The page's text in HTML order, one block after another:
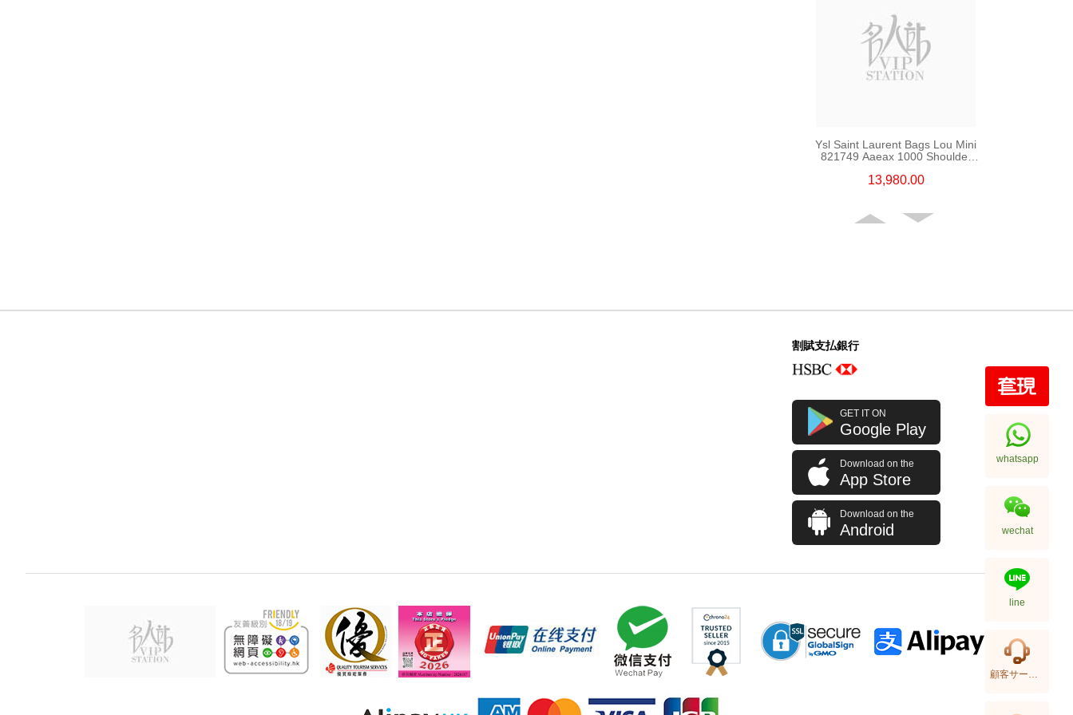
Ysl Saint Laurent Bags Lou Mini
821749 Aaeax 1000 Shoulder
13,980.00
Ysl Saint Laurent Bags 748849
Dv707 1000 Shoulder
Bag/Crossbody Bag
10,980.00
割賦支払銀行
GET IT ON
Google Play
Download on the
App Store
Download on the
Android
whatsapp
wechat
line
顧客サービス